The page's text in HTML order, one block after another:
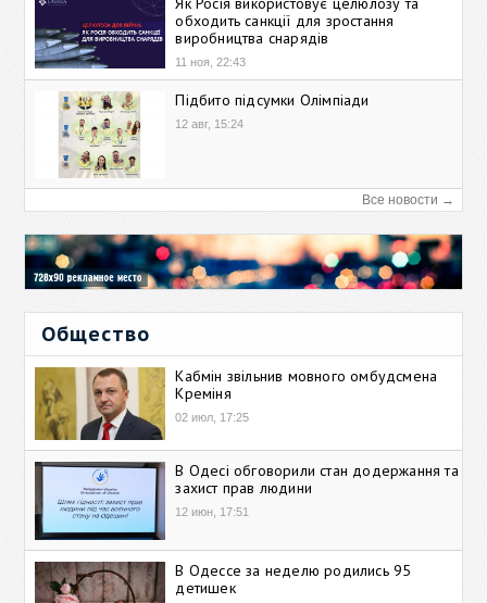
обходить санкції для зростання
виробництва снарядів
11 ноя, 22:43
Підбито підсумки Олімпіади
12 авг, 15:24
Все новости →
Общество
Кабмін звільнив мовного омбудсмена
Креміня
02 июл, 17:25
В Одесі обговорили стан додержання та
захист прав людини
12 июн, 17:51
В Одессе за неделю родились 95
детишек